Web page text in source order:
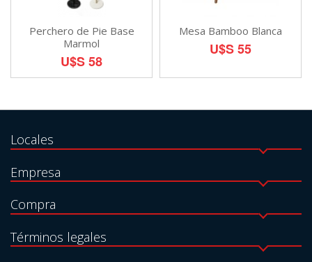
Perchero de Pie Base
Marmol
U$S 58
Mesa Bamboo Blanca
U$S 55
Locales
Empresa
Compra
Términos legales